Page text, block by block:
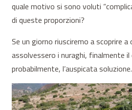
quale motivo si sono voluti
di queste proporzioni?
Se un giorno riusciremo a scoprire a
assolvessero i nuraghi, finalmente
probabilmente, l’auspicata soluzione.